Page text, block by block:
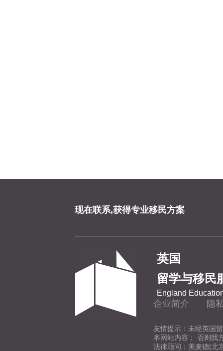
现在联系,获得专业移民方案
英国
留学与移民
England
企业简介 隐
友情提示：未经英国
本网站内容； 否则我
法律顾问：美麦德(北